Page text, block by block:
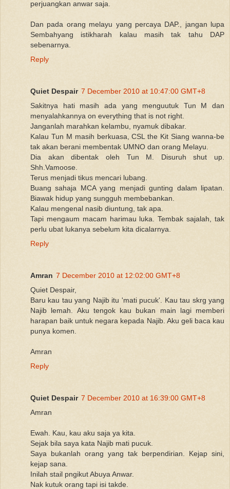
perjuangkan anwar saja.
Dan pada orang melayu yang percaya DAP., jangan lupa
Sembahyang istikharah kalau masih tak tahu DAP
sebenarnya.
Reply
Quiet Despair 7 December 2010 at 10:47:00 GMT+8
Sakitnya hati masih ada yang menguutuk Tun M dan
menyalahkannya on everything that is not right.
Janganlah marahkan kelambu, nyamuk dibakar.
Kalau Tun M masih berkuasa, CSL the Kit Siang wanna-be
tak akan berani membentak UMNO dan orang Melayu.
Dia akan dibentak oleh Tun M. Disuruh shut up.
Shh.Vamoose.
Terus menjadi tikus mencari lubang.
Buang sahaja MCA yang menjadi gunting dalam lipatan.
Biawak hidup yang sungguh membebankan.
Kalau mengenal nasib diuntung, tak apa.
Tapi mengaum macam harimau luka. Tembak sajalah, tak
perlu ubat lukanya sebelum kita dicalarnya.
Reply
Amran 7 December 2010 at 12:02:00 GMT+8
Quiet Despair,
Baru kau tau yang Najib itu 'mati pucuk'. Kau tau skrg yang
Najib lemah. Aku tengok kau bukan main lagi memberi
harapan baik untuk negara kepada Najib. Aku geli baca kau
punya komen.
Amran
Reply
Quiet Despair 7 December 2010 at 16:39:00 GMT+8
Amran
Ewah. Kau, kau aku saja ya kita.
Sejak bila saya kata Najib mati pucuk.
Saya bukanlah orang yang tak berpendirian. Kejap sini,
kejap sana.
Inilah stail pngikut Abuya Anwar.
Nak kutuk orang tapi isi takde.